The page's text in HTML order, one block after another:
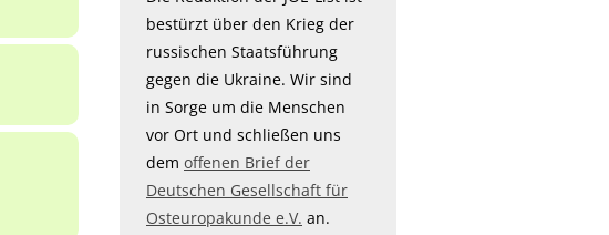
bestürzt über den Krieg der
russischen Staatsführung
gegen die Ukraine. Wir sind
in Sorge um die Menschen
vor Ort und schließen uns
dem offenen Brief der
Deutschen Gesellschaft für
Osteuropakunde e.V. an.